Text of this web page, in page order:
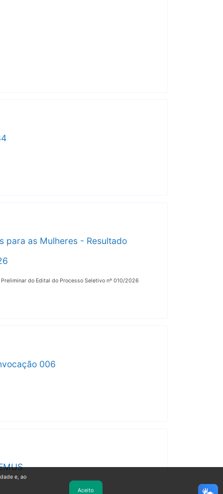
e, ao
Aceito
para as Mulheres - Resultado
do Edital do Processo Seletivo nº 010/2026
006